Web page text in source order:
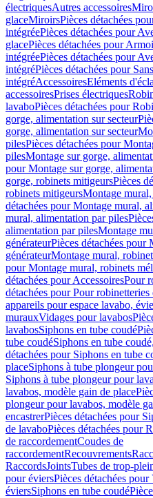
électriquesAutres accessoires
glaceMiroirsPièces détachées
intégréePièces détachées pour
glacePièces détachées pour
intégréePièces détachées pour
intégréPièces détachées pour
intégréAccessoiresEléments
accessoiresPrises électriques
lavaboPièces détachées pour
gorge, alimentation sur secteur
gorge, alimentation sur secteur
pilesPièces détachées pour
pilesMontage sur gorge,
pour Montage sur gorge,
gorge, robinets mitigeursPièces
robinets mitigeursMontage
détachées pour Montage mural,
mural, alimentation par piles
alimentation par pilesMontage
générateurPièces détachées
générateurMontage mural,
pour Montage mural, robinets
détachées pour AccessoiresPour
détachées pour Pour robinetteries
appareils pour espace lavabo,
murauxVidages pour lavabos
lavabosSiphons en tube coudé
tube coudéSiphons en tube
détachées pour Siphons en tube
placeSiphons à tube plongeur
Siphons à tube plongeur pour
lavabos, modèle gain de place
plongeur pour lavabos, modèle
encastrerPièces détachées pour
de lavaboPièces détachées pour
de raccordementCoudes de
raccordementRecouvrements
RaccordsJointsTubes de trop-
pour éviersPièces détachées
éviersSiphons en tube coudé